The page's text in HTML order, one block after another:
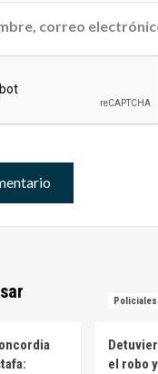
correo
Policiales
el robo